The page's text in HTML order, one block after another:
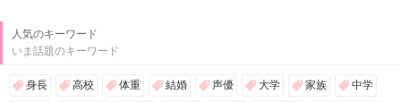
人気のキーワード
いま話題のキーワード
身長 高校 体重 結婚 声優 大学 家族 中学